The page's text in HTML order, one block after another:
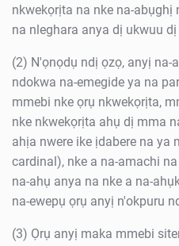
nkwekọrịta na nke na-
na nleghara anya dị ukwuu
(2) N'ọnọdụ ndị ọzọ, anyị na-
ndokwa na-emegide ya na
mmebi nke ọrụ nkwekọrịta,
nke nkwekọrịta ahụ dị mma
ahịa nwere ike ịdabere na ya
cardinal), nke a na-amachi
na-ahụ anya na nke a na-
na-ewepụ ọrụ anyị n'okpuru
(3) Ọrụ anyị maka mmebi